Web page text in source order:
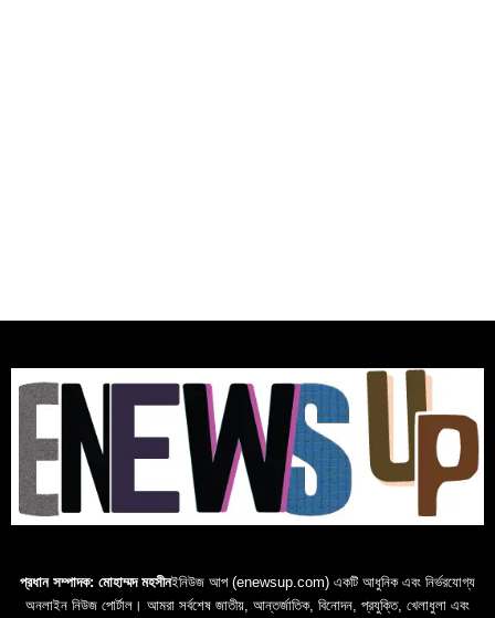
প্রধান সম্পাদক: মোহাম্মদ মহসীনইনিউজ আপ (enewsup.com) একটি আধুনিক এবং নির্ভরযোগ্য
অনলাইন নিউজ পোর্টাল। আমরা সর্বশেষ জাতীয়, আন্তর্জাতিক, বিনোদন, প্রযুক্তি, খেলাধুলা এবং